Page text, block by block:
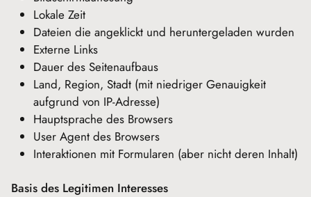
Lokale Zeit
Dateien die angeklickt und heruntergeladen wurden
Externe Links
Dauer des Seitenaufbaus
Land, Region, Stadt (mit niedriger Genauigkeit
aufgrund von IP-Adresse)
Hauptsprache des Browsers
User Agent des Browsers
Interaktionen mit Formularen (aber nicht deren Inhalt)
Basis des Legitimen Interesses